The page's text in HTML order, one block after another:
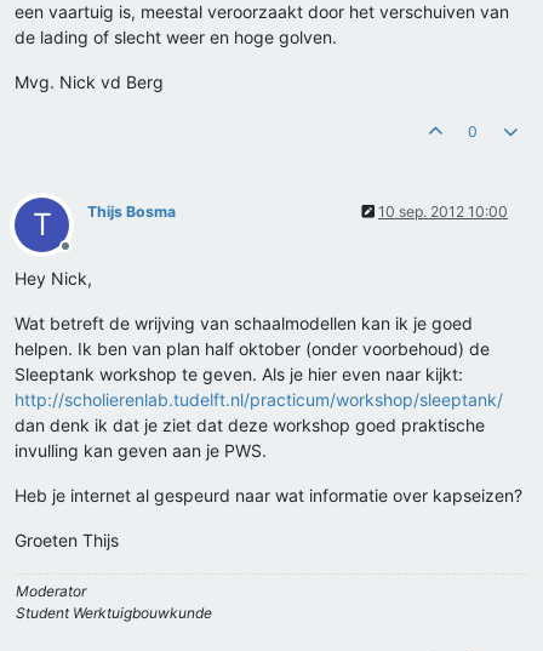
een vaartuig is, meestal veroorzaakt door het verschuiven van
de lading of slecht weer en hoge golven.
Mvg. Nick vd Berg
0
T
Offline
Thijs Bosma 10 sep. 2012 10:00
Hey Nick,
Wat betreft de wrijving van schaalmodellen kan ik je goed
helpen. Ik ben van plan half oktober (onder voorbehoud) de
Sleeptank workshop te geven. Als je hier even naar kijkt:
http://scholierenlab.tudelft.nl/practicum/workshop/sleeptank/
dan denk ik dat je ziet dat deze workshop goed praktische
invulling kan geven aan je PWS.
Heb je internet al gespeurd naar wat informatie over kapseizen?
Groeten Thijs
Moderator
Student Werktuigbouwkunde